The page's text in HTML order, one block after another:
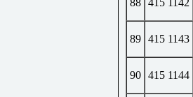
89 415 1143
90 415 1144